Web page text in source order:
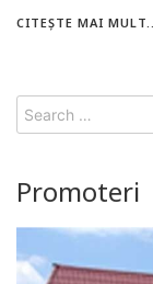
CITEȘTE MAI MULT...
Search
for:
Promoteri